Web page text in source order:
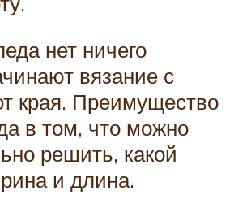
нет ничего
вязание с
края. Преимущество
в том, что можно
решить, какой
и длина.